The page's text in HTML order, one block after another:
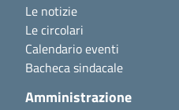
Le notizie
Le circolari
Calendario eventi
Bacheca sindacale
Amministrazione